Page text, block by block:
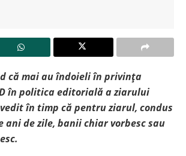
că mai au îndoieli în privința
în politica editorială a ziarului
în timp că pentru ziarul, condus
ani de zile, banii chiar vorbesc sau